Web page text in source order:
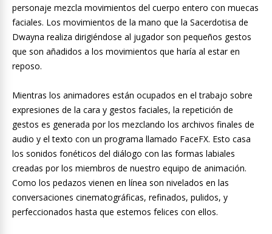
personaje mezcla movimientos del cuerpo entero con muecas
faciales. Los movimientos de la mano que la Sacerdotisa de
Dwayna realiza dirigiéndose al jugador son pequeños gestos
que son añadidos a los movimientos que haría al estar en
reposo.
Mientras los animadores están ocupados en el trabajo sobre
expresiones de la cara y gestos faciales, la repetición de
gestos es generada por los mezclando los archivos finales de
audio y el texto con un programa llamado FaceFX. Esto casa
los sonidos fonéticos del diálogo con las formas labiales
creadas por los miembros de nuestro equipo de animación.
Como los pedazos vienen en línea son nivelados en las
conversaciones cinematográficas, refinados, pulidos, y
perfeccionados hasta que estemos felices con ellos.